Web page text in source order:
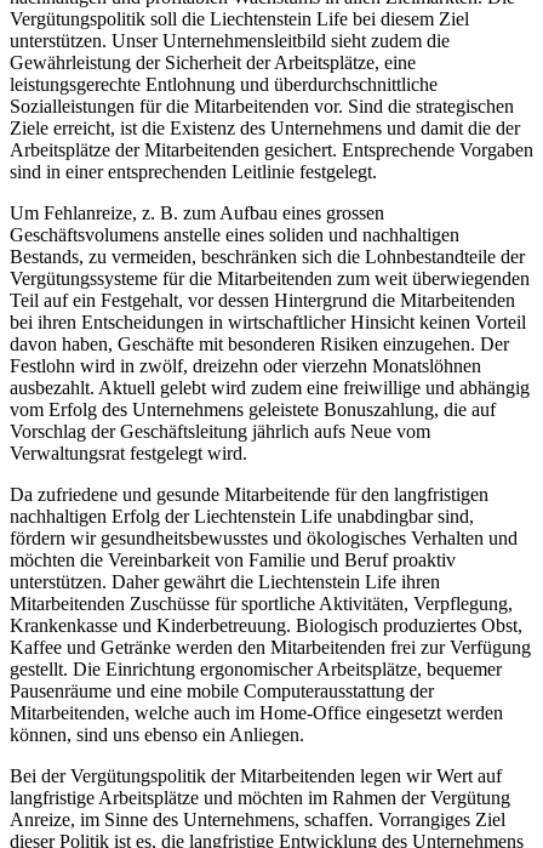
Vergütungspolitik soll die Liechtenstein Life bei diesem Ziel
unterstützen. Unser Unternehmensleitbild sieht zudem die
Gewährleistung der Sicherheit der Arbeitsplätze, eine
leistungsgerechte Entlohnung und überdurchschnittliche
Sozialleistungen für die Mitarbeitenden vor. Sind die strategischen
Ziele erreicht, ist die Existenz des Unternehmens und damit die der
Arbeitsplätze der Mitarbeitenden gesichert. Entsprechende Vorgaben
sind in einer entsprechenden Leitlinie festgelegt.
Um Fehlanreize, z. B. zum Aufbau eines grossen
Geschäftsvolumens anstelle eines soliden und nachhaltigen
Bestands, zu vermeiden, beschränken sich die Lohnbestandteile der
Vergütungssysteme für die Mitarbeitenden zum weit überwiegenden
Teil auf ein Festgehalt, vor dessen Hintergrund die Mitarbeitenden
bei ihren Entscheidungen in wirtschaftlicher Hinsicht keinen Vorteil
davon haben, Geschäfte mit besonderen Risiken einzugehen. Der
Festlohn wird in zwölf, dreizehn oder vierzehn Monatslöhnen
ausbezahlt. Aktuell gelebt wird zudem eine freiwillige und abhängig
vom Erfolg des Unternehmens geleistete Bonuszahlung, die auf
Vorschlag der Geschäftsleitung jährlich aufs Neue vom
Verwaltungsrat festgelegt wird.
Da zufriedene und gesunde Mitarbeitende für den langfristigen
nachhaltigen Erfolg der Liechtenstein Life unabdingbar sind,
fördern wir gesundheitsbewusstes und ökologisches Verhalten und
möchten die Vereinbarkeit von Familie und Beruf proaktiv
unterstützen. Daher gewährt die Liechtenstein Life ihren
Mitarbeitenden Zuschüsse für sportliche Aktivitäten, Verpflegung,
Krankenkasse und Kinderbetreuung. Biologisch produziertes Obst,
Kaffee und Getränke werden den Mitarbeitenden frei zur Verfügung
gestellt. Die Einrichtung ergonomischer Arbeitsplätze, bequemer
Pausenräume und eine mobile Computerausstattung der
Mitarbeitenden, welche auch im Home-Office eingesetzt werden
können, sind uns ebenso ein Anliegen.
Bei der Vergütungspolitik der Mitarbeitenden legen wir Wert auf
langfristige Arbeitsplätze und möchten im Rahmen der Vergütung
Anreize, im Sinne des Unternehmens, schaffen. Vorrangiges Ziel
dieser Politik ist es, die langfristige Entwicklung des Unternehmens